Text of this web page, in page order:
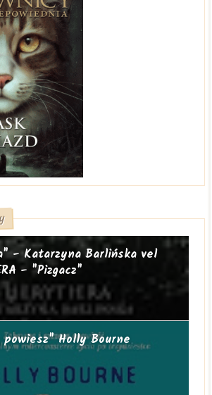
- Katarzyna Barlińska vel
- "Pizgacz"
Holly Bourne